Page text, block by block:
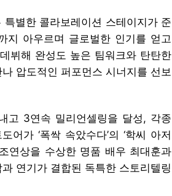
특별한 콜라보레이션 스테이지가 준
지 아우르며 글로벌한 인기를 얻고
뷔해 완성도 높은 팀워크와 탄탄한
압도적인 퍼포먼스 시너지를 선보
고 3연속 밀리언셀링을 달성, 각종
어가 ‘폭싹 속았수다’의 ‘학씨 아저
연상을 수상한 명품 배우 최대훈과
연기가 결합된 독특한 스토리텔링